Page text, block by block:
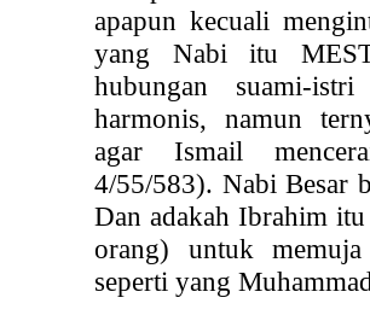
apapun kecuali
yang Nabi itu
hubungan suami-
harmonis, namun
agar Ismail
4/55/583). Nabi Besar
Dan adakah Ibrahim
orang) untuk
seperti yang